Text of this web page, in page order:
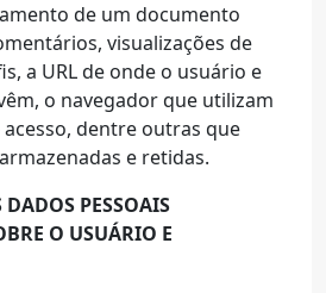
de um documento
visualizações de
a URL de onde o usuário e
o navegador que utilizam
acesso, dentre outras que
e retidas.
PESSOAIS
O USUÁRIO E